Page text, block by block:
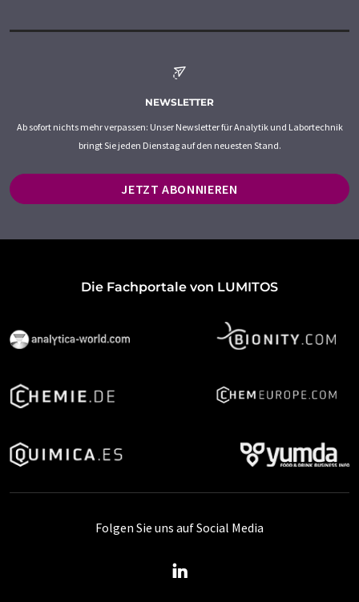
NEWSLETTER
Ab sofort nichts mehr verpassen: Unser Newsletter für Analytik und Labortechnik
bringt Sie jeden Dienstag auf den neuesten Stand.
JETZT ABONNIEREN
Die Fachportale von LUMITOS
Folgen Sie uns auf Social Media